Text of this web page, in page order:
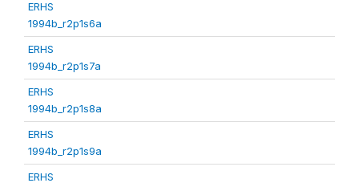
ERHS
1994b_r2p1s6a
ERHS
1994b_r2p1s7a
ERHS
1994b_r2p1s8a
ERHS
1994b_r2p1s9a
ERHS